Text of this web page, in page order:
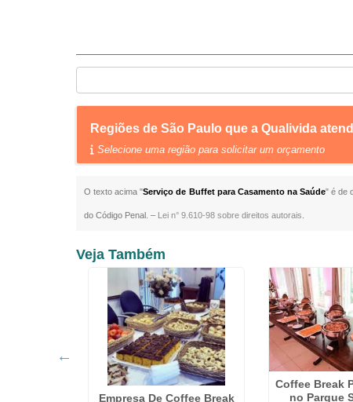
Regiões de São Paulo que a Qualivida
Selecione uma região para solicitar um orçamento
O texto acima "Serviço de Buffet para Casamento na Saúde" é de
do Código Penal. – Lei n° 9.610-98 sobre direitos autorais
Veja Também
Empresa De Coffee Break
Coffee Break
no Parque